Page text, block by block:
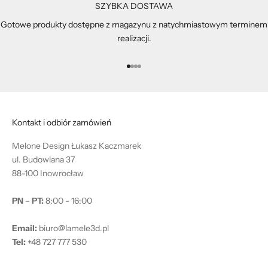
SZYBKA DOSTAWA
Gotowe produkty dostępne z magazynu z natychmiastowym terminem
realizacji.
Przejdź do 1
Przejdź do 2
Przejdź do 3
Przejdź do 4
Kontakt i odbiór zamówień
Melone Design Łukasz Kaczmarek
ul. Budowlana 37
88-100 Inowrocław
PN – PT:8:00 - 16:00
Email: biuro@lamele3d.pl
Tel: +48 727 777 530